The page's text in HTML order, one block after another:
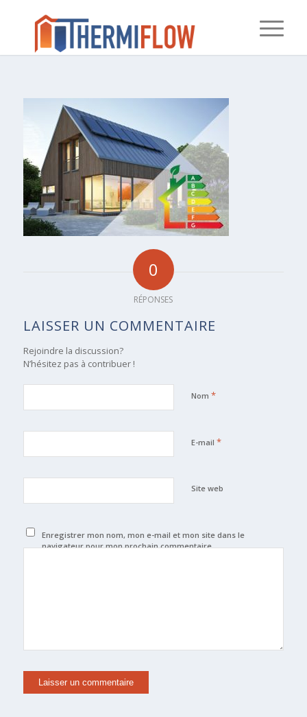
0
RÉPONSES
LAISSER UN COMMENTAIRE
Rejoindre la discussion?
N’hésitez pas à contribuer !
Nom *
E-mail *
Site web
Enregistrer mon nom, mon e-mail et mon site dans le
navigateur pour mon prochain commentaire.